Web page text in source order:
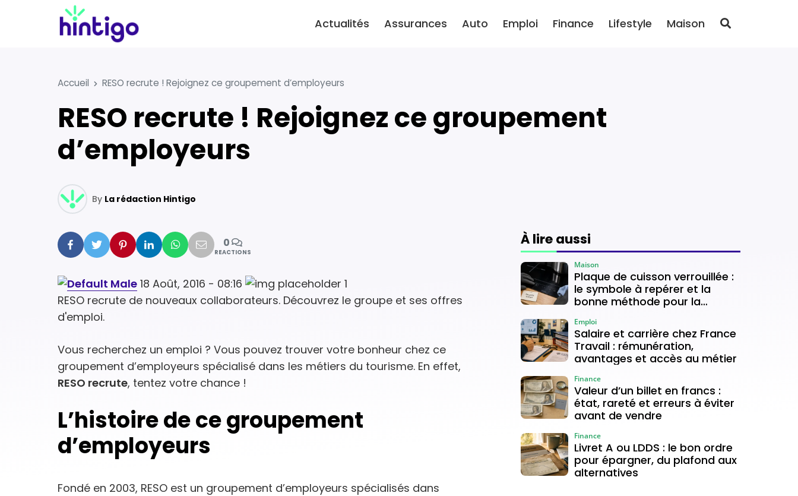
Actualités Assurances Auto Emploi Finance Lifestyle Maison
Accueil RESO recrute ! Rejoignez ce groupement d’employeurs
RESO recrute ! Rejoignez ce groupement
d’employeurs
By La rédaction Hintigo
Facebook
Twitter PinterestLinkedinWhatsapp
Mail0
REACTIONS
18 Août, 2016 - 08:16
RESO recrute de nouveaux collaborateurs. Découvrez le groupe et ses offres
d'emploi.
Vous recherchez un emploi ? Vous pouvez trouver votre bonheur chez ce
groupement d’employeurs spécialisé dans les métiers du tourisme. En effet,
RESO recrute, tentez votre chance !
L’histoire de ce groupement
d’employeurs
Fondé en 2003, RESO est un groupement d’employeurs spécialisés dans
À lire aussi
Plaque de cuisson verrouillée :
le symbole à repérer et la
bonne méthode pour la
Maison
Salaire et carrière chez France
Travail : rémunération,
avantages et accès au métier
Emploi
Valeur d’un billet en francs :
état, rareté et erreurs à éviter
avant de vendre
Finance
Livret A ou LDDS : le bon ordre
pour épargner, du plafond aux
alternatives
Finance